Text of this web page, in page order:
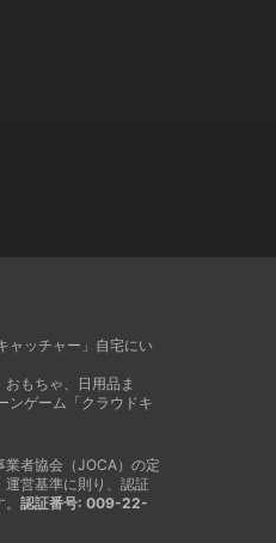
ャッチャー」自宅にい
もちゃ、日用品ま
ンゲーム「クラウドキ
業者協会（JOCA）の定
営基準に則り、認証
認証番号: 009-22-